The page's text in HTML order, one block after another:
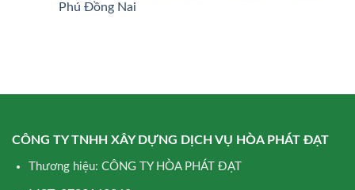
Phú Đồng Nai
CÔNG TY TNHH XÂY DỰNG DỊCH VỤ HÒA PHÁT ĐẠT
Thương hiệu: CÔNG TY HÒA PHÁT ĐẠT